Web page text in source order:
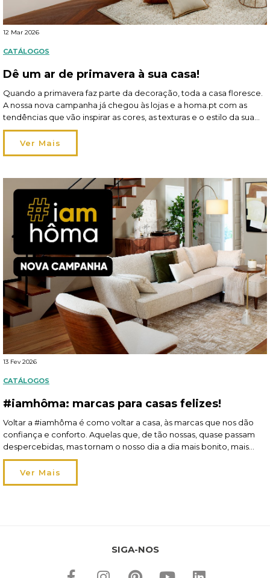
12 Mar 2026
CATÁLOGOS
Dê um ar de primavera à sua casa!
Quando a primavera faz parte da decoração, toda a casa floresce.
A nossa nova campanha já chegou às lojas e a homa.pt com as
tendências que vão inspirar as cores, as texturas e o estilo da sua
hôma sweet hôma! A estação pede leveza — no tom e na
atmosfera — e a perfeição dá […]
Ver Mais
13 Fev 2026
CATÁLOGOS
#iamhôma: marcas para casas felizes!
Voltar a #iamhôma é como voltar a casa, às marcas que nos dão
confiança e conforto. Aquelas que, de tão nossas, quase passam
despercebidas, mas tornam o nosso dia a dia mais bonito, mais
funcional e mais feliz. Claro que falamos de Atmosphera, 5five e
Hespéride! São estas três marcas que dão vida aos nossos […]
Ver Mais
SIGA-NOS